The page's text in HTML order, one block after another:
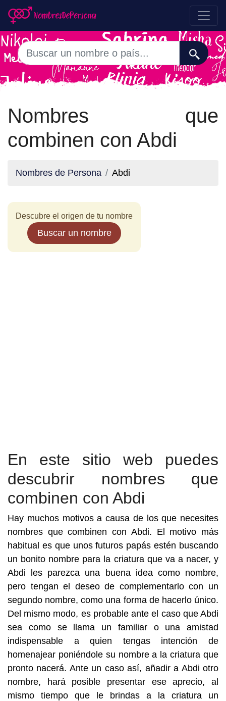
Nombres que
combinen con Abdi
Nombres de Persona Abdi
Descubre el origen de tu nombre
Buscar un nombre
En este sitio web puedes
descubrir nombres que
combinen con Abdi
Hay muchos motivos a causa de los que necesites
nombres que combinen con Abdi. El motivo más
habitual es que unos futuros papás estén buscando
un bonito nombre para la criatura que va a nacer, y
Abdi les parezca una buena idea como nombre,
pero tengan el deseo de complementarlo con un
segundo nombre, como una forma de hacerlo único.
Del mismo modo, es probable ante el caso que Abdi
sea como se llama un familiar o una amistad
indispensable a quien tengas intención de
homenajear poniéndole su nombre a la criatura que
pronto nacerá. Ante un caso así, añadir a Abdi otro
nombre, hará posible presentar ese aprecio, al
mismo tiempo que le brindas a la criatura un